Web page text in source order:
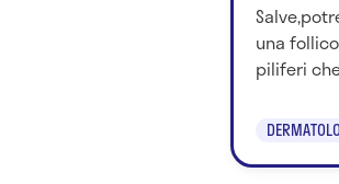
una
piliferi